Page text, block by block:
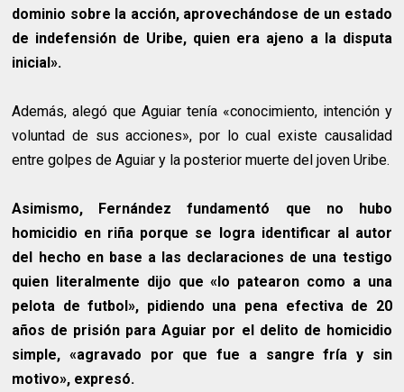
dominio sobre la acción, aprovechándose de un estado
de indefensión de Uribe, quien era ajeno a la disputa
inicial».
Además, alegó que Aguiar tenía «conocimiento, intención y
voluntad de sus acciones», por lo cual existe causalidad
entre golpes de Aguiar y la posterior muerte del joven Uribe.
Asimismo, Fernández fundamentó que no hubo
homicidio en riña porque se logra identificar al autor
del hecho en base a las declaraciones de una testigo
quien literalmente dijo que «lo patearon como a una
pelota de futbol», pidiendo una pena efectiva de 20
años de prisión para Aguiar por el delito de homicidio
simple, «agravado por que fue a sangre fría y sin
motivo», expresó.